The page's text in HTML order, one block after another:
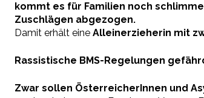
kommt es für Familien noch
Zuschlägen abgezogen.
Damit erhält eine Alleinerzieherin mit
Rassistische BMS-Regelungen
Zwar sollen ÖsterreicherInnen und